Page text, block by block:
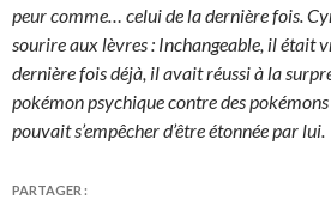
peur comme… celui de la dernière fois.
sourire aux lèvres : Inchangeable, il était
dernière fois déjà, il avait réussi à la
pokémon psychique contre des
pouvait s’empêcher d’être étonnée par lui.
PARTAGER :